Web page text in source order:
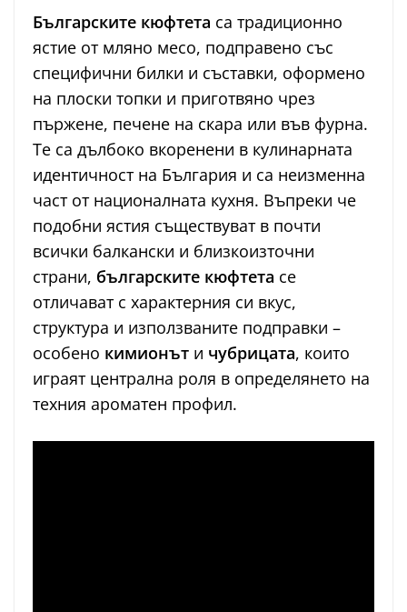
Българските кюфтета са традиционно
ястие от мляно месо, подправено със
специфични билки и съставки, оформено
на плоски топки и приготвяно чрез
пържене, печене на скара или във фурна.
Те са дълбоко вкоренени в кулинарната
идентичност на България и са неизменна
част от националната кухня. Въпреки че
подобни ястия съществуват в почти
всички балкански и близкоизточни
страни, българските кюфтета се
отличават с характерния си вкус,
структура и използваните подправки –
особено кимионът и чубрицата, които
играят централна роля в определянето на
техния ароматен профил.